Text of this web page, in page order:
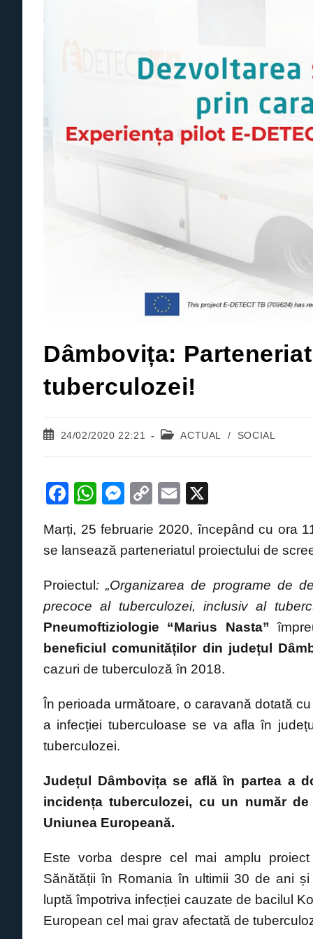
Dâmbovița:
tuberculozei!
Post24/02/2020 22:21
PostACTUAL / SOCIAL
F
c
e
b
o
o
k
W
at
s
A
p
p
M
ss
e
n
g
er
C
p
y
Li
n
k
E
ail
Marți, 25 februarie 2020, începând cu ora
se lansează parteneriatul proiectului de
Proiectul : „Organizarea de programe de
precoce al tuberculozei, inclusiv al
Pneumoftiziologie “Marius Nasta”
beneficiul comunităților din județul
cazuri de tuberculoză în 2018.
În perioada următoare, o caravană dotată
a infecției tuberculoase se va afla în
tuberculozei.
Județul Dâmbovița se află în partea a
incidența tuberculozei, cu un număr
Uniunea Europeană.
Este vorba despre cel mai amplu
Sănătății în Romania în ultimii 30 de ani
luptă împotriva infecției cauzate de bacilul
European cel mai grav afectată de